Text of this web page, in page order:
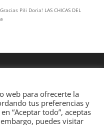
Pili Doria! LAS CHICAS DEL
web para ofrecerte la
tus preferencias y
“Aceptar todo”, aceptas
puedes visitar